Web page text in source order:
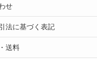
せ
法に基づく表記
送料